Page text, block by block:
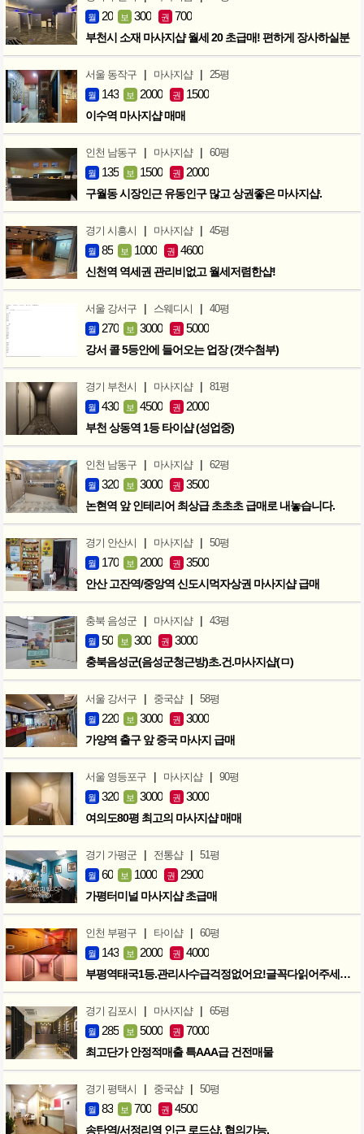
월 20 보 300 권 700
부천시 소재 마사지샵 월세 20 초급매! 편하게 장사하실분
서울 동작구 | 마사지샵 | 25평
월 143 보 2000 권 1500
이수역 마사지샵 매매
인천 남동구 | 마사지샵 | 60평
월 135 보 1500 권 2000
구월동 시장인근 유동인구 많고 상권좋은 마사지샵.
경기 시흥시 | 마사지샵 | 45평
월 85 보 1000 권 4600
신천역 역세권 관리비없고 월세저렴한샵!
서울 강서구 | 스웨디시 | 40평
월 270 보 3000 권 5000
강서 콜 5등안에 들어오는 업장 (갯수첨부)
경기 부천시 | 마사지샵 | 81평
월 430 보 4500 권 2000
부천 상동역 1등 타이샵 (성업중)
인천 남동구 | 마사지샵 | 62평
월 320 보 3000 권 3500
논현역 앞 인테리어 최상급 초초초 급매로 내놓습니다.
경기 안산시 | 마사지샵 | 50평
월 170 보 2000 권 3500
안산 고잔역/중앙역 신도시먹자상권 마사지샵 급매
충북 음성군 | 마사지샵 | 43평
월 50 보 300 권 3000
충북음성군(음성군청근방)초.건.마사지샵(ㅁ)
서울 강서구 | 중국샵 | 58평
월 220 보 3000 권 3000
가양역 출구 앞 중국 마사지 급매
서울 영등포구 | 마사지샵 | 90평
월 320 보 3000 권 3000
여의도80평 최고의 마사지샵 매매
경기 가평군 | 전통샵 | 51평
월 60 보 1000 권 2900
가평터미널 마사지샵 초급매
인천 부평구 | 타이샵 | 60평
월 143 보 2000 권 4000
부평역태국1등.관리사수급걱정없어요!글꼭다읽어주세요!인수인계확실합니다
경기 김포시 | 마사지샵 | 65평
월 285 보 5000 권 7000
최고단가 안정적매출 특AAA급 건전매물
경기 평택시 | 중국샵 | 50평
월 83 보 700 권 4500
송탄역/서정리역 인근 로드샵. 협의가능.